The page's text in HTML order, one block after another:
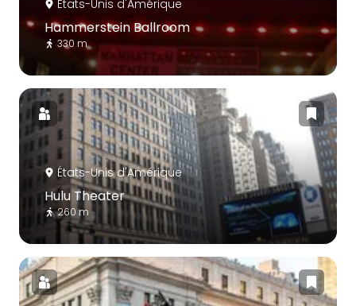
États-Unis d'Amérique
Hammerstein Ballroom
330 m
États-Unis d'Amérique
Hulu Theater
260 m